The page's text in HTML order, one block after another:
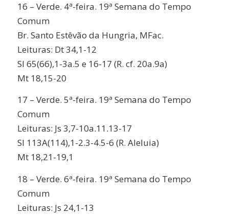
16 – Verde. 4ª-feira. 19ª Semana do Tempo
Comum
Br. Santo Estêvão da Hungria, MFac.
Leituras: Dt 34,1-12
Sl 65(66),1-3a.5 e 16-17 (R. cf. 20a.9a)
Mt 18,15-20
17 – Verde. 5ª-feira. 19ª Semana do Tempo
Comum
Leituras: Js 3,7-10a.11.13-17
Sl 113A(114),1-2.3-4.5-6 (R. Aleluia)
Mt 18,21-19,1
18 – Verde. 6ª-feira. 19ª Semana do Tempo
Comum
Leituras: Js 24,1-13